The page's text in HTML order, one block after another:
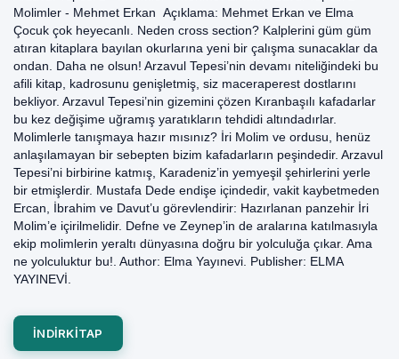
Molimler - Mehmet Erkan Açıklama: Mehmet Erkan ve Elma
Çocuk çok heyecanlı. Neden cross section? Kalplerini güm güm
atıran kitaplara bayılan okurlarına yeni bir çalışma sunacaklar da
ondan. Daha ne olsun! Arzavul Tepesi’nin devamı niteliğindeki bu
afili kitap, kadrosunu genişletmiş, siz maceraperest dostlarını
bekliyor. Arzavul Tepesi’nin gizemini çözen Kıranbaşılı kafadarlar
bu kez değişime uğramış yaratıkların tehdidi altındadırlar.
Molimlerle tanışmaya hazır mısınız? İri Molim ve ordusu, henüz
anlaşılamayan bir sebepten bizim kafadarların peşindedir. Arzavul
Tepesi’ni birbirine katmış, Karadeniz’in yemyeşil şehirlerini yerle
bir etmişlerdir. Mustafa Dede endişe içindedir, vakit kaybetmeden
Ercan, İbrahim ve Davut’u görevlendirir: Hazırlanan panzehir İri
Molim’e içirilmelidir. Defne ve Zeynep’in de aralarına katılmasıyla
ekip molimlerin yeraltı dünyasına doğru bir yolculuğa çıkar. Ama
ne yolculuktur bu!. Author: Elma Yayınevi. Publisher: ELMA
YAYINEVİ.
INDIRKITAP